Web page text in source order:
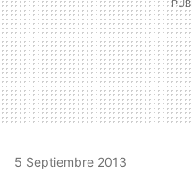
5 Septiembre 2013